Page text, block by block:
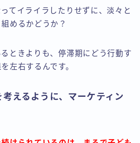
てイライラしたりせずに、淡々と
めるかどうか？
ときよりも、停滞期にどう行動す
左右するんです。
えるように、マーケティン